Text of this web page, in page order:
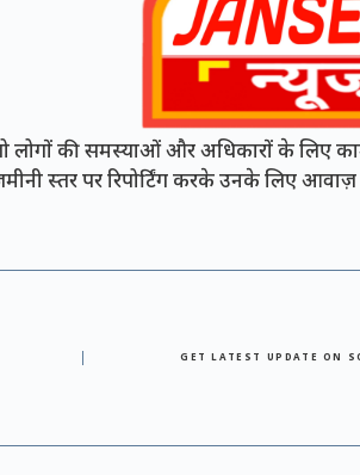
लोगों की समस्याओं और अधिकारों के लिए
स्तर पर रिपोर्टिंग करके उनके लिए आवाज़
GET LATEST UPDATE ON